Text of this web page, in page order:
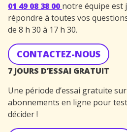
01 49 08 38 00 notre équipe est
répondre à toutes vos
de 8 h 30 à 17 h 30.
CONTACTEZ-NOUS
7 JOURS D’ESSAI GRATUIT
Une période d’essai gratuite
abonnements en ligne pour
décider !